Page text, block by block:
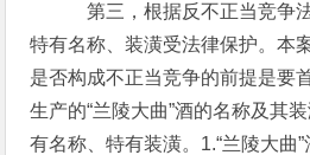
第三，根据反不正当竞争
特有名称、装潢受法律保护。本
是否构成不正当竞争的前提是要
生产的“兰陵大曲”酒的名称及其
有名称、特有装潢。1.“兰陵大曲